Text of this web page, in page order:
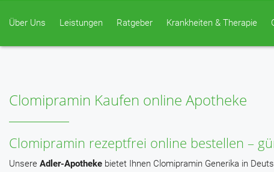
Über Uns Leistungen Ratgeber Krankheiten & Therapie
Clomipramin Kaufen online Apotheke
Clomipramin rezeptfrei online bestellen –
Unsere Adler-Apotheke bietet Ihnen Clomipramin Generika in